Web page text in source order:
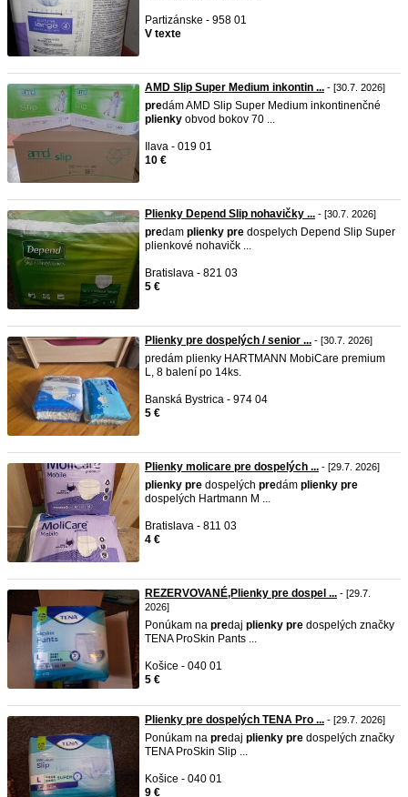
Partizánske - 958 01
V texte
AMD Slip Super Medium inkontin ... - [30.7. 2026]
predám AMD Slip Super Medium inkontinenčné
plienky obvod bokov 70 ...
Ilava - 019 01
10 €
Plienky Depend Slip nohavičky ... - [30.7. 2026]
predam plienky pre dospelych Depend Slip Super
plienkové nohavičk ...
Bratislava - 821 03
5 €
Plienky pre dospelých / senior ... - [30.7. 2026]
predám plienky HARTMANN MobiCare premium
L, 8 balení po 14ks.
Banská Bystrica - 974 04
5 €
Plienky molicare pre dospelých ... - [29.7. 2026]
plienky pre dospelých predám plienky pre
dospelých Hartmann M ...
Bratislava - 811 03
4 €
REZERVOVANÉ,Plienky pre dospel ... - [29.7.
2026]
Ponúkam na predaj plienky pre dospelých značky
TENA ProSkin Pants ...
Košice - 040 01
5 €
Plienky pre dospelých TENA Pro ... - [29.7. 2026]
Ponúkam na predaj plienky pre dospelých značky
TENA ProSkin Slip ...
Košice - 040 01
9 €